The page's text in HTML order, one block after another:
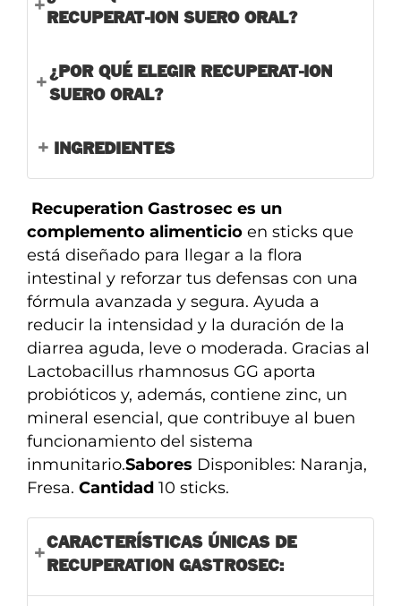
RECUPERAT-ION SUERO ORAL?
¿POR QUÉ ELEGIR RECUPERAT-ION
SUERO ORAL?
INGREDIENTES
Recuperation Gastrosec es un
complemento alimenticio en sticks que
está diseñado para llegar a la flora
intestinal y reforzar tus defensas con una
fórmula avanzada y segura. Ayuda a
reducir la intensidad y la duración de la
diarrea aguda, leve o moderada. Gracias al
Lactobacillus rhamnosus GG aporta
probióticos y, además, contiene zinc, un
mineral esencial, que contribuye al buen
funcionamiento del sistema
inmunitario.Sabores Disponibles: Naranja,
Fresa. Cantidad 10 sticks.
CARACTERÍSTICAS ÚNICAS DE
RECUPERATION GASTROSEC: